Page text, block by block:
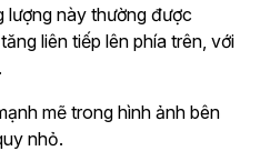
này thường được
liên tiếp lên phía trên, với
mẽ trong hình ảnh bên
nhỏ.